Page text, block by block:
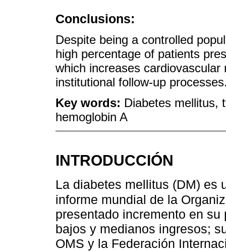
Conclusions:
Despite being a controlled
high percentage of patients
which increases
institutional follow-up
Key words: Diabetes mellitus,
hemoglobin A
INTRODUCCIÓN
La diabetes mellitus (DM) es
informe mundial de la
presentado incremento en
bajos y medianos ingresos;
OMS y la Federación